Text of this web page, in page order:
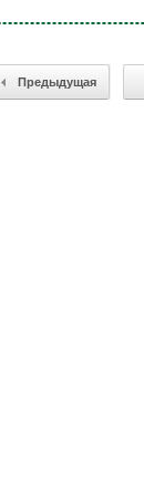
Предыдущая